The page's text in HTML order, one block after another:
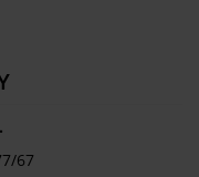
67